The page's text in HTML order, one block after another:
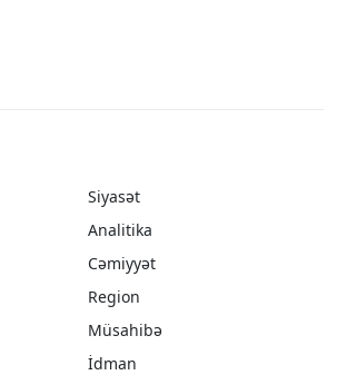
Siyasət
Analitika
Cəmiyyət
Region
Müsahibə
İdman